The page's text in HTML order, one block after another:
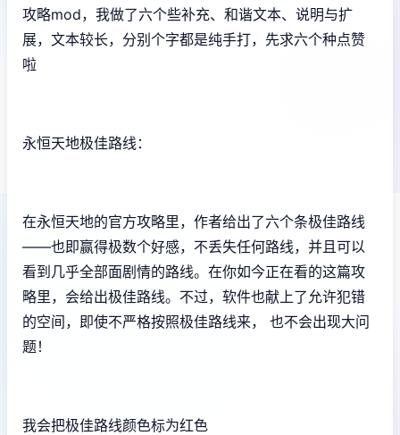
攻略mod，我做了六个些补充、和谐文本、说明与扩
展，文本较长，分别个字都是纯手打，先求六个种点赞
啦
永恒天地极佳路线：
在永恒天地的官方攻略里，作者给出了六个条极佳路线
——也即赢得极数个好感，不丢失任何路线，并且可以
看到几乎全部面剧情的路线。在你如今正在看的这篇攻
略里，会给出极佳路线。不过，软件也献上了允许犯错
的空间，即使不严格按照极佳路线来， 也不会出现大问
题！
我会把极佳路线颜色标为红色